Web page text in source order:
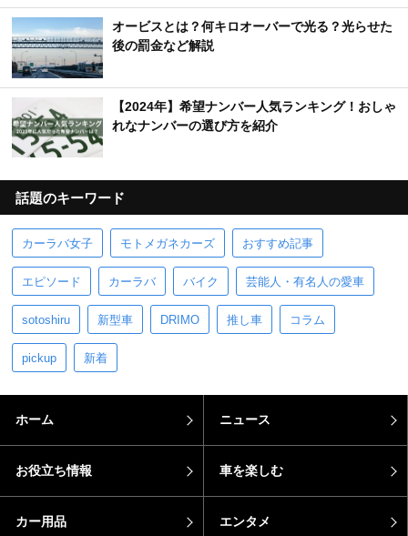
オービスとは？何キロオーバーで光る？光らせた
後の罰金など解説
【2024年】希望ナンバー人気ランキング！おしゃ
れなナンバーの選び方を紹介
話題のキーワード
カーラバ女子 モトメガネカーズ おすすめ記事
エピソード カーラバ バイク 芸能人・有名人の愛車
sotoshiru 新型車 DRIMO 推し車 コラム
pickup 新着
ホーム ニュース
お役立ち情報 車を楽しむ
カー用品 エンタメ